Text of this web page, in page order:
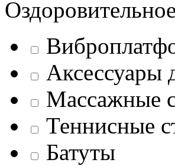
Аксессуары
Массажные
Теннисные
Батуты